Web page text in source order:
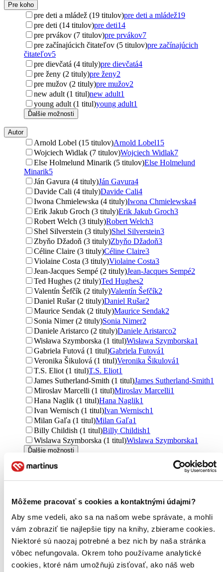
Môžeme pracovať s cookies a kontaktnými údajmi?
Aby sme vedeli, ako sa na našom webe správate, a mohli
vám zobraziť tie najlepšie tipy na knihy, zbierame cookies.
Niektoré sú naozaj potrebné a bez nich by naša stránka
vôbec nefungovala. Okrem toho používame analytické
cookies, ktoré nám umožňujú zisťovať, ako náš web
Pre koho
pre deti a mládež (19 titulov)pre deti a mládež19
pre deti (14 titulov)pre deti14
pre prvákov (7 titulov)pre prvákov7
pre začínajúcich čitateľov (5 titulov)pre začínajúcich
čitateľov5
pre dievčatá (4 tituly)pre dievčatá4
pre ženy (2 tituly)pre ženy2
pre mužov (2 tituly)pre mužov2
new adult (1 titul)new adult1
young adult (1 titul)young adult1
Ďalšie možnosti
Autor
Arnold Lobel (15 titulov)Arnold Lobel15
Wojciech Widlak (7 titulov)Wojciech Widlak7
Else Holmelund Minarik (5 titulov)Else Holmelund
Minarik5
Ján Gavura (4 tituly)Ján Gavura4
Davide Cali (4 tituly)Davide Cali4
Iwona Chmielewska (4 tituly)Iwona Chmielewska4
Erik Jakub Groch (3 tituly)Erik Jakub Groch3
Robert Welch (3 tituly)Robert Welch3
Shel Silverstein (3 tituly)Shel Silverstein3
Zbyňo Džadoň (3 tituly)Zbyňo Džadoň3
Céline Claire (3 tituly)Céline Claire3
Violaine Costa (3 tituly)Violaine Costa3
Jean-Jacques Sempé (2 tituly)Jean-Jacques Sempé2
Ted Hughes (2 tituly)Ted Hughes2
Valentín Šefčík (2 tituly)Valentín Šefčík2
Daniel Rušar (2 tituly)Daniel Rušar2
Maurice Sendak (2 tituly)Maurice Sendak2
Sonia Nimer (2 tituly)Sonia Nimer2
Daniele Aristarco (2 tituly)Daniele Aristarco2
Wisława Szymborska (1 titul)Wisława Szymborska1
Gabriela Futová (1 titul)Gabriela Futová1
Veronika Šikulová (1 titul)Veronika Šikulová1
T.S. Eliot (1 titul)T.S. Eliot1
James Sutherland-Smith (1 titul)James Sutherland-Smith1
Miroslav Marcelli (1 titul)Miroslav Marcelli1
Hana Naglik (1 titul)Hana Naglik1
Ivan Wernisch (1 titul)Ivan Wernisch1
Milan Gaľa (1 titul)Milan Gaľa1
Billy Childish (1 titul)Billy Childish1
Wislawa Szymborska (1 titul)Wislawa Szymborska1
Ďalšie možnosti
Väzba
pevná väzba (70 titulov)pevná väzba70
šitá väzba (4 tituly)šitá väzba4
Formát
Audiokniha: CD (3 tituly) Audiokniha: CD 3
Zúžiť výber